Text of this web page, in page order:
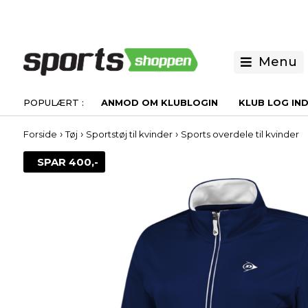
Menu
ANMOD OM KLUBLOGIN KLUB LOG IND
Forside ›Tøj› Sportstøj til kvinder› Sports overdele til kvinder
SPAR 400,-